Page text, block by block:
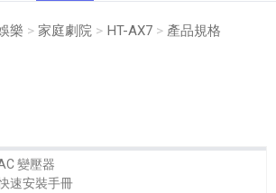
樂 家庭劇院 HT-AX7 目前頁面：
產品規格
變壓器
速安裝手冊